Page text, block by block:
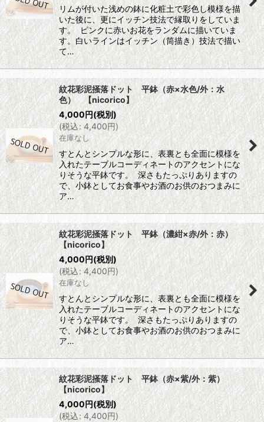
リムが付いた浅めの鉢に化粧土で彩色し模様を描
いた後に、更にイッチン技法で縁取りをしていま
す。 ピンクに赤いお花をランダムに描いていま
す。白いラインはイッチン（筒描き）技法で描い
て…
紋花彩泥掻落ドット 平鉢（赤×水色/外：水
色） 【nicorico】
4,000円(税別)
(税込: 4,400円)
在庫なし
すとんとシンプルな形に、表裏とも全面に模様を
入れたテーブルコーディネートのアクセントにな
りそうな平鉢です。 深さもたっぷりありますの
で、小鉢としてお食事やお酒のお供のおつまみに
ア…
紋花彩泥掻落ドット 平鉢（濃紺×赤/外：赤）
【nicorico】
4,000円(税別)
(税込: 4,400円)
在庫なし
すとんとシンプルな形に、表裏とも全面に模様を
入れたテーブルコーディネートのアクセントにな
りそうな平鉢です。 深さもたっぷりありますの
で、小鉢としてお食事やお酒のお供のおつまみに
ア…
紋花彩泥掻落ドット 平鉢（赤×紫/外：紫）
【nicorico】
4,000円(税別)
(税込: 4,400円)